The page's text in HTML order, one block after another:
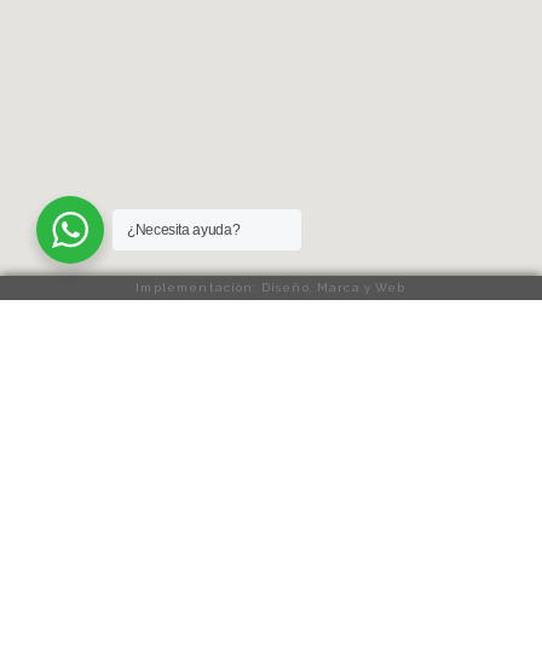
¿Necesita ayuda?
Implementación: Diseño, Marca y Web